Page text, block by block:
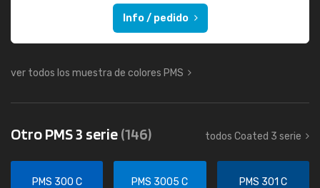
Info / pedido
ver todos los muestra de colores PMS
Otro PMS 3 serie(146) todos Coated 3 serie
PMS 300 C PMS 3005 C PMS 301 C